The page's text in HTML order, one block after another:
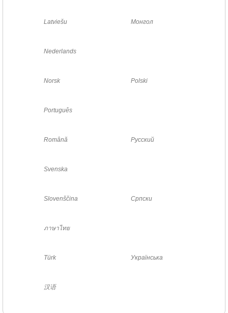
Latviešu Монгол
Nederlands
Norsk Polski
Português
Română Русский
Svenska
Slovenščina Српски
ภาษาไทย
Türk Українська
汉语